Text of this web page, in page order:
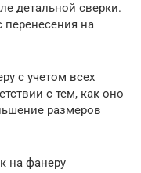
детальной сверки.
перенесения на
с учетом всех
с тем, как оно
размеров
на фанеру